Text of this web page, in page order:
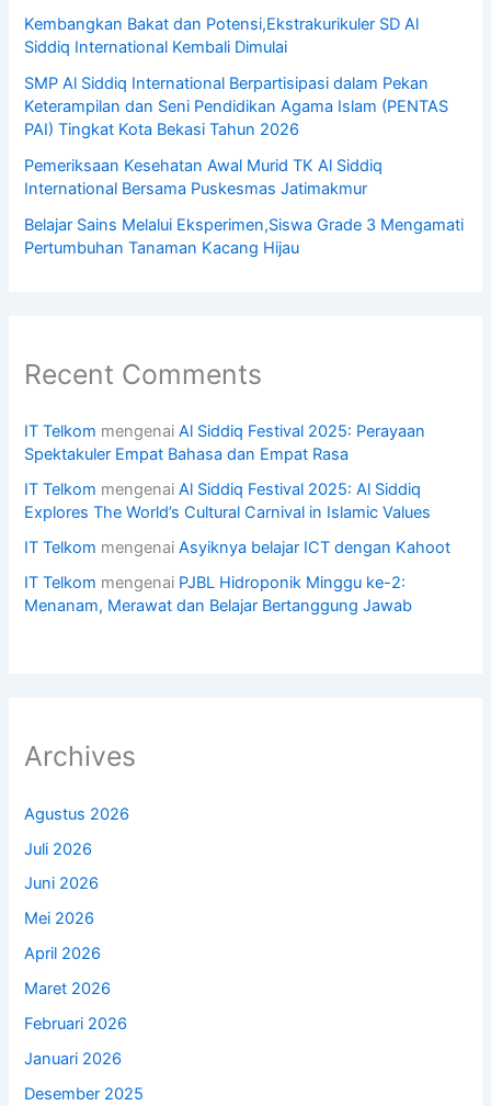
Kembangkan Bakat dan Potensi,Ekstrakurikuler SD Al
Siddiq International Kembali Dimulai
SMP Al Siddiq International Berpartisipasi dalam Pekan
Keterampilan dan Seni Pendidikan Agama Islam (PENTAS
PAI) Tingkat Kota Bekasi Tahun 2026
Pemeriksaan Kesehatan Awal Murid TK Al Siddiq
International Bersama Puskesmas Jatimakmur
Belajar Sains Melalui Eksperimen,Siswa Grade 3 Mengamati
Pertumbuhan Tanaman Kacang Hijau
Recent Comments
IT Telkom mengenaiAl Siddiq Festival 2025: Perayaan
Spektakuler Empat Bahasa dan Empat Rasa
IT Telkom mengenaiAl Siddiq Festival 2025: Al Siddiq
Explores The World’s Cultural Carnival in Islamic Values
IT Telkom mengenaiAsyiknya belajar ICT dengan Kahoot
IT Telkom mengenai PJBL Hidroponik Minggu ke-2:
Menanam, Merawat dan Belajar Bertanggung Jawab
Archives
Agustus 2026
Juli 2026
Juni 2026
Mei 2026
April 2026
Maret 2026
Februari 2026
Januari 2026
Desember 2025